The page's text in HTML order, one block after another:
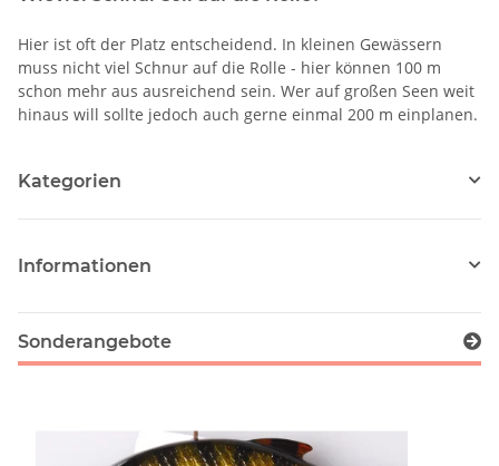
Hier ist oft der Platz entscheidend. In kleinen Gewässern
muss nicht viel Schnur auf die Rolle - hier können 100 m
schon mehr aus ausreichend sein. Wer auf großen Seen weit
hinaus will sollte jedoch auch gerne einmal 200 m einplanen.
Kategorien
Informationen
Sonderangebote